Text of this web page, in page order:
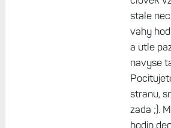
kolikrát je
Nebo za
Odpovědět
Marek,
Presne.
51mm